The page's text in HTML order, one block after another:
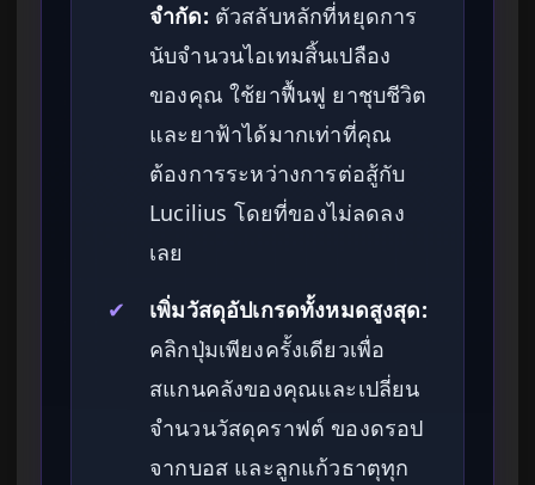
จำกัด: ตัวสลับหลักที่หยุดการ
นับจำนวนไอเทมสิ้นเปลือง
ของคุณ ใช้ยาฟื้นฟู ยาชุบชีวิต
และยาฟ้าได้มากเท่าที่คุณ
ต้องการระหว่างการต่อสู้กับ
Lucilius โดยที่ของไม่ลดลง
เลย
✔
เพิ่มวัสดุอัปเกรดทั้งหมดสูงสุด:
คลิกปุ่มเพียงครั้งเดียวเพื่อ
สแกนคลังของคุณและเปลี่ยน
จำนวนวัสดุคราฟต์ ของดรอป
จากบอส และลูกแก้วธาตุทุก